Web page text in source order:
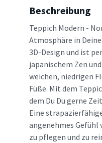
Beschreibung
Teppich Modern -
Atmosphäre in
3D-Design und ist
japanischem Zen
weichen, niedrigen
Füße. Mit dem
dem Du Du gerne
Eine
angenehmes
zu pflegen und zu